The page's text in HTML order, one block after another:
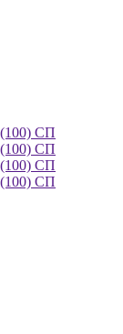
(100) СП
(100) СП
(100) СП
(100) СП